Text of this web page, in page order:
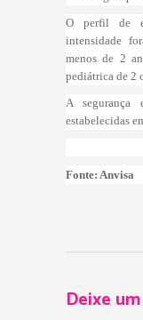
O perfil de
intensidade
menos de 2
pediátrica de 2
A segurança
estabelecidas
Fonte: Anvisa
Deixe